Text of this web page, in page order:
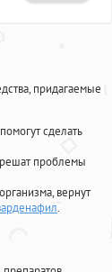
придагаемые
сделать
проблемы
вернут
.